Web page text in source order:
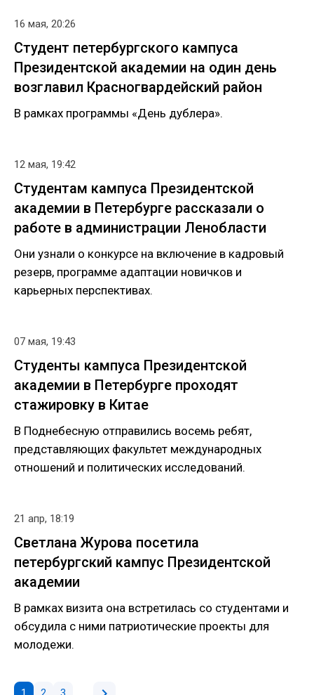
16 мая, 20:26
Студент петербургского кампуса
Президентской академии на один день
возглавил Красногвардейский район
В рамках программы «День дублера».
12 мая, 19:42
Студентам кампуса Президентской
академии в Петербурге рассказали о
работе в администрации Ленобласти
Они узнали о конкурсе на включение в кадровый
резерв, программе адаптации новичков и
карьерных перспективах.
07 мая, 19:43
Студенты кампуса Президентской
академии в Петербурге проходят
стажировку в Китае
В Поднебесную отправились восемь ребят,
представляющих факультет международных
отношений и политических исследований.
21 апр, 18:19
Светлана Журова посетила
петербургский кампус Президентской
академии
В рамках визита она встретилась со студентами и
обсудила с ними патриотические проекты для
молодежи.